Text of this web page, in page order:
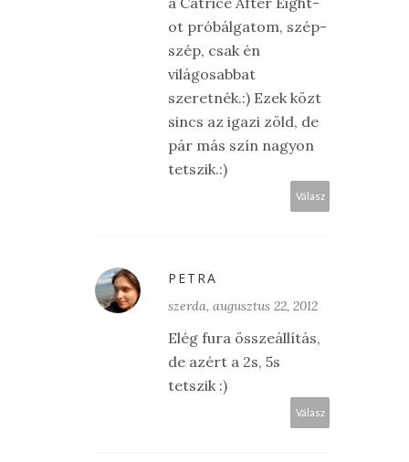
ot próbálgatom, szép-
szép, csak én
világosabbat
szeretnék.:) Ezek közt
sincs az igazi zöld, de
pár más szín nagyon
tetszik.:)
Válasz
PETRA
szerda, augusztus 22, 2012
Elég fura összeállítás,
de azért a 2s, 5s
tetszik :)
Válasz